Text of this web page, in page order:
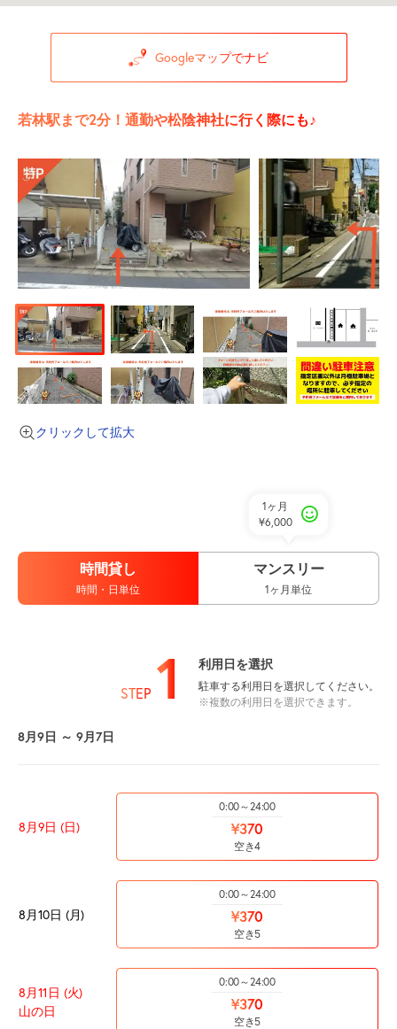
Googleマップでナビ
若林駅まで2分！通勤や松陰神社に行く際にも♪
クリックして拡大
時間貸し
時間・日単位
1ヶ月
¥6,000
マンスリー
1ヶ月単位
STEP 1 利用日を選択
駐車する利用日を選択してください。
※複数の利用日を選択できます。
8月9日 ～ 9月7日
8月9日 (日)
0:00～24:00
¥370
空き4
8月10日 (月)
0:00～24:00
¥370
空き5
8月11日 (火)
山の日
0:00～24:00
¥370
空き5